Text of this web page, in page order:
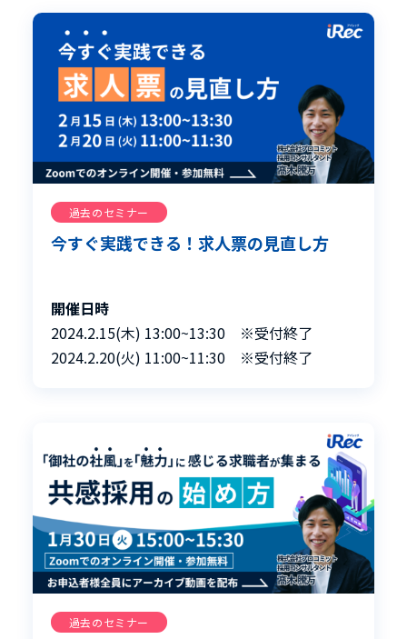
過去のセミナー
今すぐ実践できる！求人票の見直し方
開催日時
2024.2.15(木) 13:00~13:30 ※受付終了
2024.2.20(火) 11:00~11:30 ※受付終了
過去のセミナー